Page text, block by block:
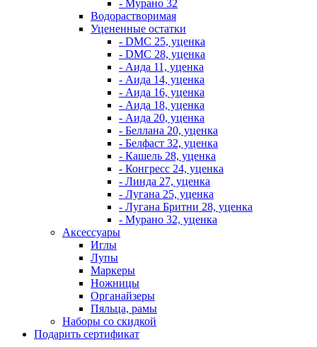
- Мурано 32
Водорастворимая
Уцененные остатки
- DMC 25, уценка
- DMC 28, уценка
- Аида 11, уценка
- Аида 14, уценка
- Аида 16, уценка
- Аида 18, уценка
- Аида 20, уценка
- Беллана 20, уценка
- Белфаст 32, уценка
- Кашель 28, уценка
- Конгресс 24, уценка
- Линда 27, уценка
- Лугана 25, уценка
- Лугана Бритни 28, уценка
- Мурано 32, уценка
Аксессуары
Иглы
Лупы
Маркеры
Ножницы
Органайзеры
Пяльца, рамы
Наборы со скидкой
Подарить сертификат